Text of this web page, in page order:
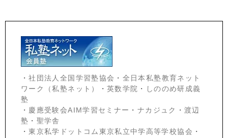
・社団法人全国学習塾協会 ・ 全日本私塾教育ネット
ワーク（私塾ネット）
・ 英数学院 ・
しののめ研成義
塾
・ 慶應受験会AIM学習セミナー ・ ナカジュク ・ 渡辺
塾 ・ 聖学舎
・東京私学ドットコム東京私立中学高等学校協会 ・